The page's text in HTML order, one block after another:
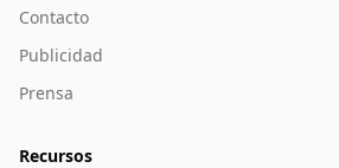
Contacto
Publicidad
Prensa
Recursos